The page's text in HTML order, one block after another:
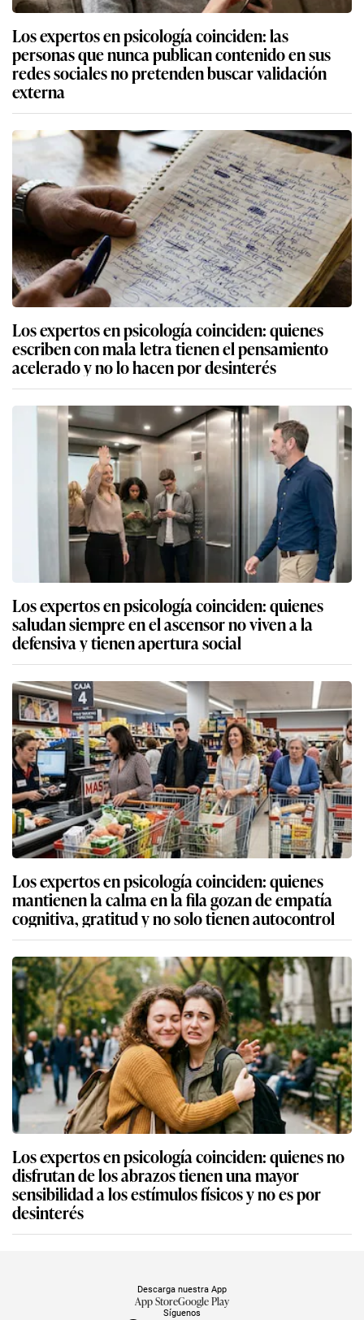
Los expertos en psicología coinciden: las
personas que nunca publican contenido en sus
redes sociales no pretenden buscar validación
externa
Los expertos en psicología coinciden: quienes
escriben con mala letra tienen el pensamiento
acelerado y no lo hacen por desinterés
Los expertos en psicología coinciden: quienes
saludan siempre en el ascensor no viven a la
defensiva y tienen apertura social
Los expertos en psicología coinciden: quienes
mantienen la calma en la fila gozan de empatía
cognitiva, gratitud y no solo tienen autocontrol
Los expertos en psicología coinciden: quienes no
disfrutan de los abrazos tienen una mayor
sensibilidad a los estímulos físicos y no es por
desinterés
Síguenos
Descarga nuestra App
App StoreGoogle Play